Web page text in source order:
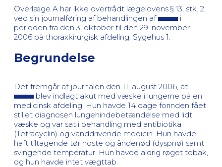
Overlæge A har ikke overtrådt lægelovens § 13, stk. 2,
ved sin journalføring af behandlingen af
i
perioden fra den 3. oktober til den 29. november
2006 på thoraxkirurgisk afdeling, Sygehus 1.
Begrundelse
Det fremgår af journalen den 11. august 2006, at
blev indlagt akut med væske i lungerne på en
medicinsk afdeling. Hun havde 14 dage forinden fået
stillet diagnosen lungehindebetændelse med lidt
væske og var sat i behandling med antibiotika
(Tetracyclin) og vanddrivende medicin. Hun havde
haft tiltagende tør hoste og åndenød (dyspnø) samt
svingende temperatur. Hun havde aldrig røget tobak,
og hun havde intet vægttab.